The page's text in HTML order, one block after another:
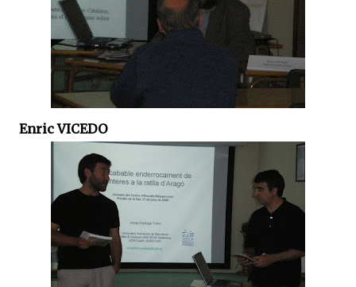
Enric VICEDO